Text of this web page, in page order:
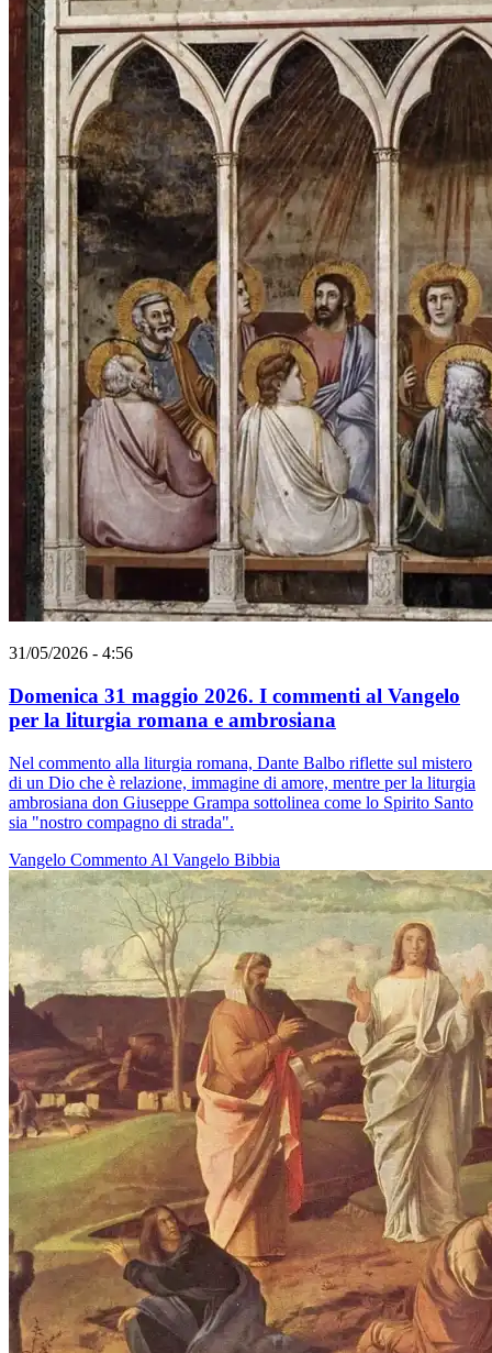
31/05/2026 - 4:56
Domenica 31 maggio 2026. I commenti al Vangelo
per la liturgia romana e ambrosiana
Nel commento alla liturgia romana, Dante Balbo riflette sul mistero
di un Dio che è relazione, immagine di amore, mentre per la liturgia
ambrosiana don Giuseppe Grampa sottolinea come lo Spirito Santo
sia "nostro compagno di strada".
Vangelo Commento Al Vangelo Bibbia